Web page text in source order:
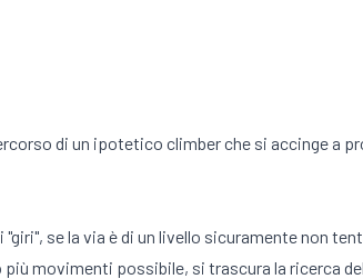
di un ipotetico climber che si accinge a
"giri", se la via è di un livello sicuramente non
movimenti possibile, si trascura la ricerca